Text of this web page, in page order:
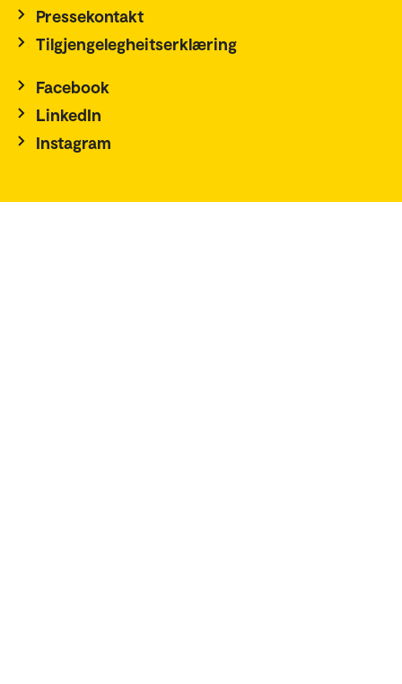
Pressekontakt
Tilgjengelegheitserklæring
Facebook
LinkedIn
Instagram